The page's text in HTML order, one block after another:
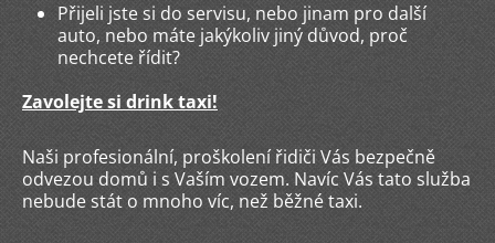
Přijeli jste si do servisu, nebo jinam pro další
auto, nebo máte jakýkoliv jiný důvod, proč
nechcete řídit?
Zavolejte si drink taxi!
Naši profesionální, proškolení řidiči Vás bezpečně
odvezou domů i s Vaším vozem. Navíc Vás tato služba
nebude stát o mnoho víc, než běžné taxi.